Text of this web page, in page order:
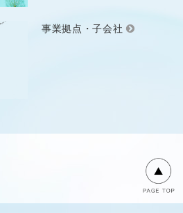
事業拠点・子会社